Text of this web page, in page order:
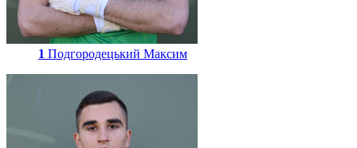
1 Подгородецький Максим